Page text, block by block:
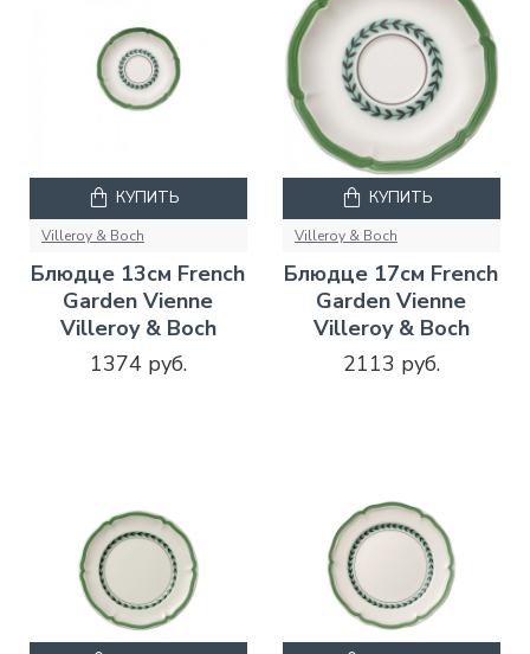
Villeroy & Boch
Блюдце 13см French
Garden Vienne
Villeroy & Boch
1374 руб.
КУПИТЬ
Villeroy & Boch
Блюдце 17см French
Garden Vienne
Villeroy & Boch
2113 руб.
КУПИТЬ